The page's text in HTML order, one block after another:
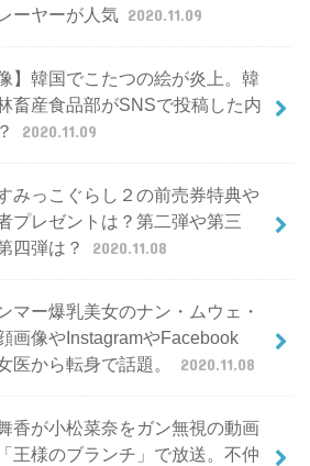
ーヤーが人気 2020.11.09
像】韓国でこたつの絵が炎上。韓
畜産食品部がSNSで投稿した内
2020.11.09
みっこぐらし２の前売券特典や
プレゼントは？第二弾や第三
四弾は？
2020.11.08
マー爆乳美女のナン・ムウェ・
画像やInstagramやFacebook
医から転身で話題。
2020.11.08
香が小松菜奈をガン無視の動画
王様のブランチ」で放送。不仲